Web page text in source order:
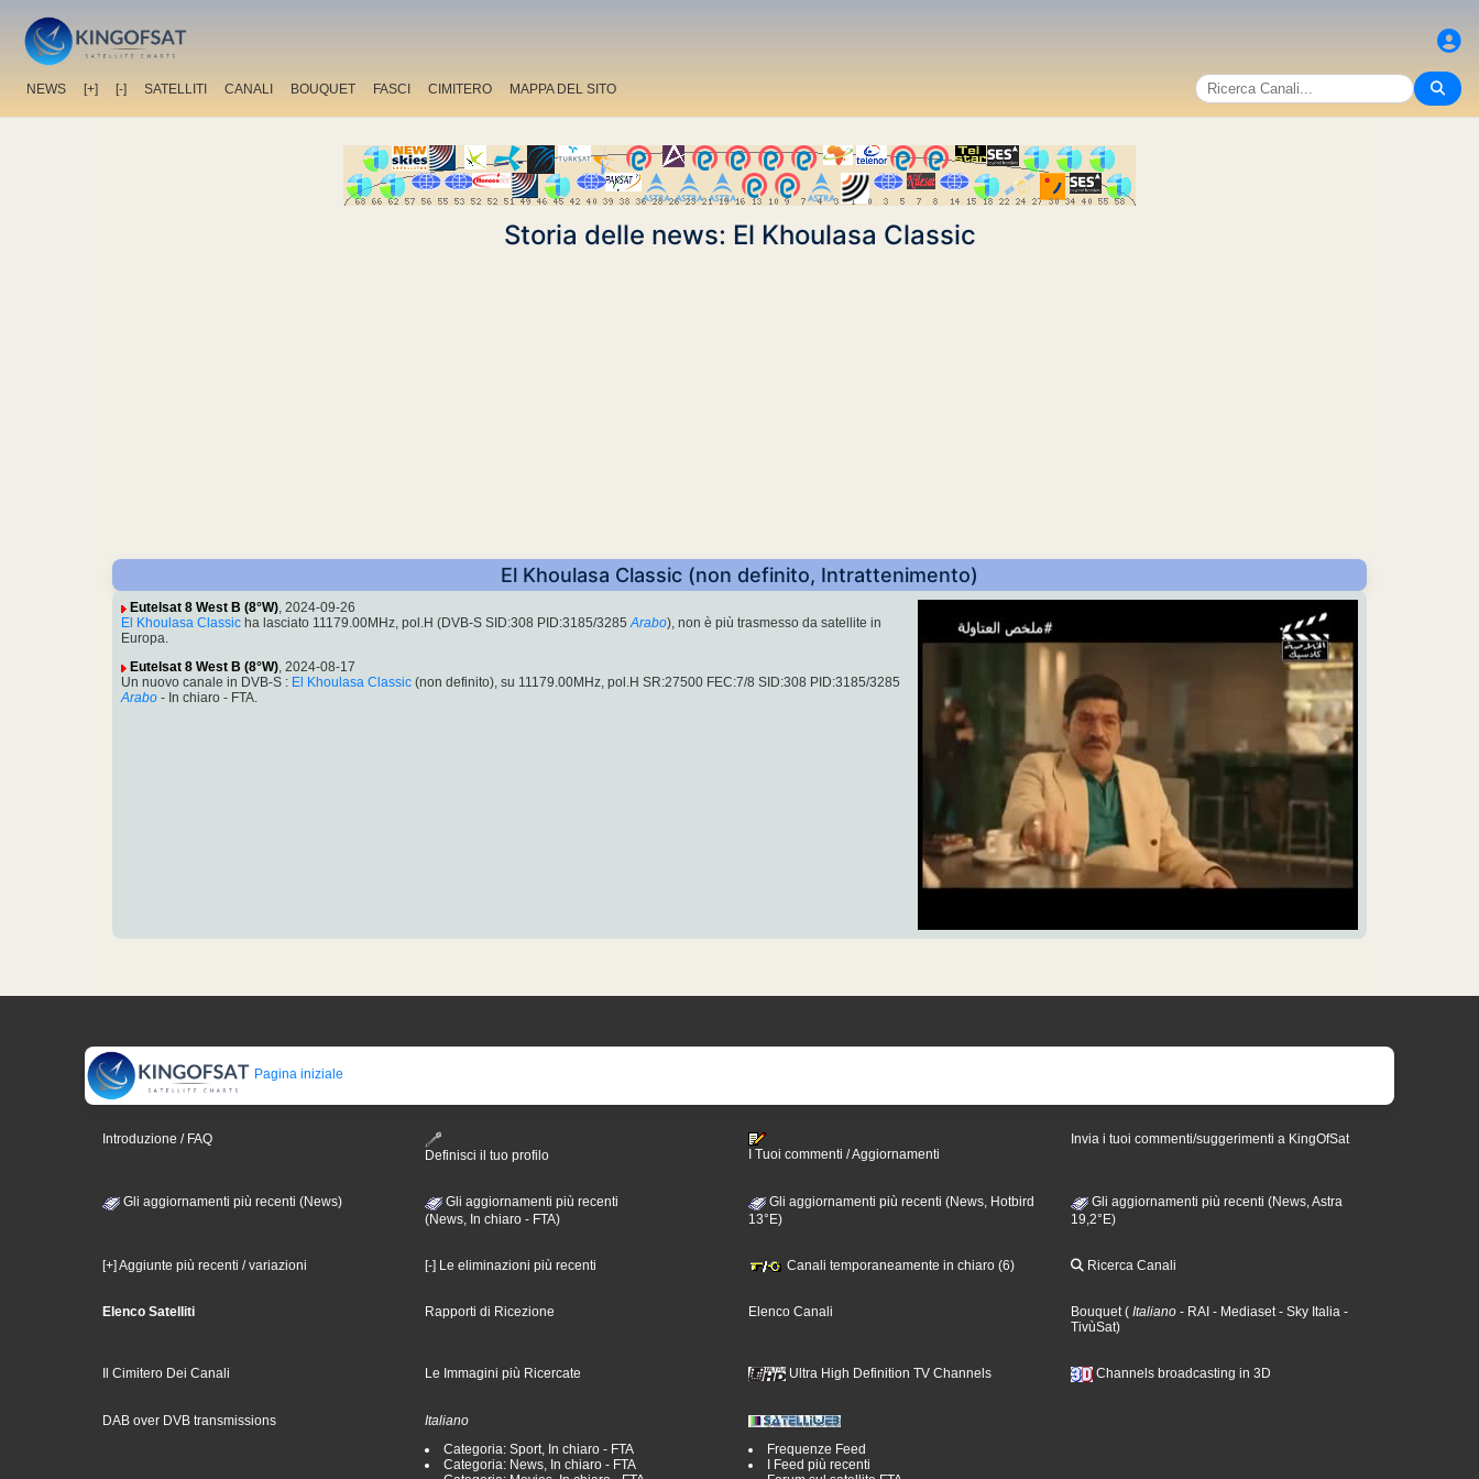
NEWS [+] [-] SATELLITI CANALI BOUQUET FASCI CIMITERO MAPPA DEL SITO
Storia delle news: El Khoulasa Classic
El Khoulasa Classic (non definito, Intrattenimento)
Eutelsat 8 West B (8°W), 2024-09-26
El Khoulasa Classic ha lasciato 11179.00MHz, pol.H (DVB-S SID:308 PID:3185/3285 Arabo), non è più trasmesso da satellite in
Europa.
Eutelsat 8 West B (8°W), 2024-08-17
Un nuovo canale in DVB-S : El Khoulasa Classic (non definito), su 11179.00MHz, pol.H SR:27500 FEC:7/8 SID:308 PID:3185/3285
Arabo - In chiaro - FTA.
Pagina iniziale
Introduzione / FAQ
Definisci il tuo profilo
I Tuoi commenti / Aggiornamenti
Invia i tuoi commenti/suggerimenti a KingOfSat
Gli aggiornamenti più recenti (News)
Gli aggiornamenti più recenti
(News, In chiaro - FTA)
Gli aggiornamenti più recenti (News, Hotbird
13°E)
Gli aggiornamenti più recenti (News, Astra
19,2°E)
[+] Aggiunte più recenti / variazioni [-] Le eliminazioni più recenti Canali temporaneamente in chiaro (6) Ricerca Canali
Elenco Satelliti Rapporti di Ricezione Elenco Canali Bouquet( Italiano - RAI - Mediaset- Sky Italia -
TivùSat)
Il Cimitero Dei Canali Le Immagini più Ricercate Ultra High Definition TV Channels Channels broadcasting in 3D
DAB over DVB transmissions
Italiano
Categoria: Sport, In chiaro - FTA
Categoria: News, In chiaro - FTA
Frequenze Feed
I Feed più recenti